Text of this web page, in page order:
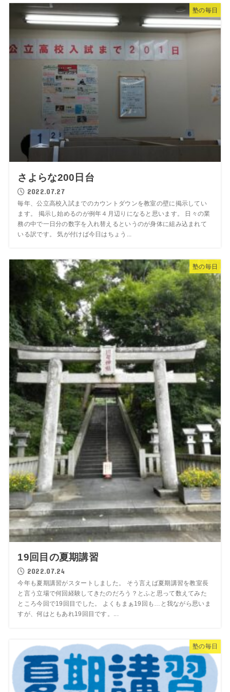
塾の毎日
さよらな200日台
2022.07.27
毎年、公立高校入試までのカウントダウンを教室の壁に掲示してい
ます。 掲示し始めるのが例年４月辺りになると思います。 日々の業
務の中で一日分の数字を入れ替えるというのが身体に組み込まれて
いる訳です。 気が付けば今日はちょう...
塾の毎日
19回目の夏期講習
2022.07.24
今年も夏期講習がスタートしました。 そう言えば夏期講習を教室長
と言う立場で何回経験してきたのだろう？とふと思って数えてみた
ところ今回で19回目でした。 よくもまぁ19回も…と我ながら思いま
すが、何はともあれ19回目です。...
塾の毎日